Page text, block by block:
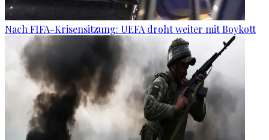
Nach FIFA-Krisensitzung: UEFA droht weiter mit Boykott